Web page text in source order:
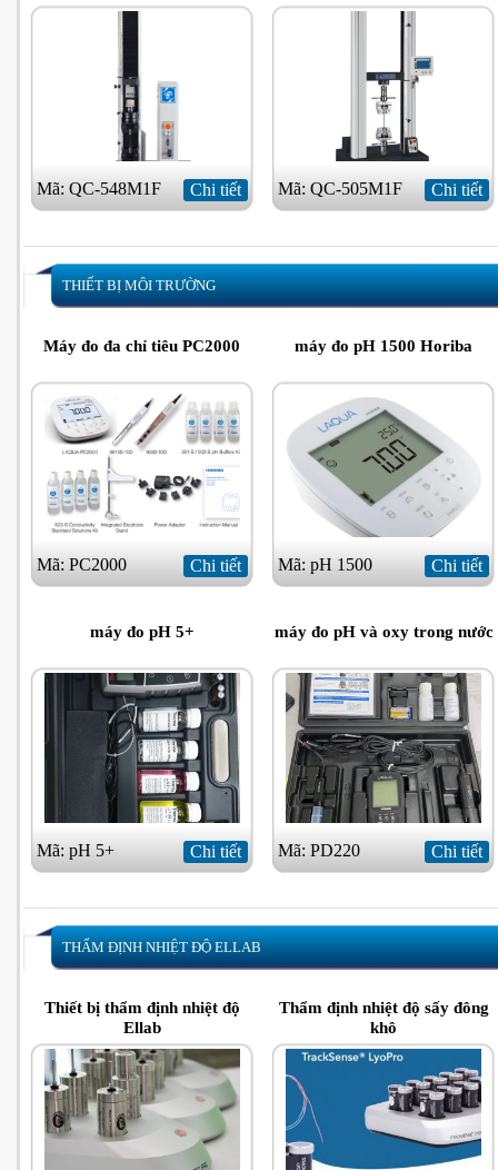
Mã: QC-548M1F Chi tiết Mã: QC-505M1F Chi tiết
THIẾT BỊ MÔI TRƯỜNG
Máy đo đa chỉ tiêu PC2000
Mã: PC2000 Chi tiết
máy đo pH 1500 Horiba
Mã: pH 1500 Chi tiết
máy đo pH 5+
Mã: pH 5+ Chi tiết
máy đo pH và oxy trong nước
Mã: PD220 Chi tiết
THẨM ĐỊNH NHIỆT ĐỘ ELLAB
Thiết bị thẩm định nhiệt độ
Ellab
Thẩm định nhiệt độ sấy đông
khô